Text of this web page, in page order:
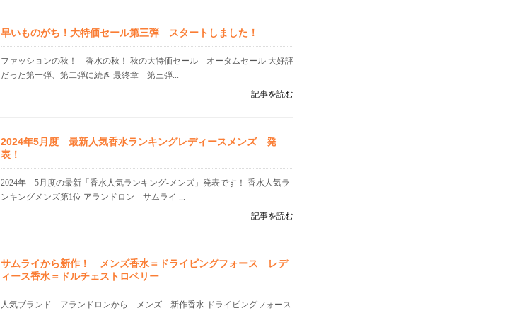
早いものがち！大特価セール第三弾 スタートしました！
ファッションの秋！ 香水の秋！ 秋の大特価セール オータムセール 大好評
だった第一弾、第二弾に続き 最終章 第三弾...
記事を読む
2024年5月度 最新人気香水ランキングレディースメンズ 発
表！
2024年 5月度の最新「香水人気ランキング-メンズ」発表です！ 香水人気ラ
ンキングメンズ第1位 アランドロン サムライ ...
記事を読む
サムライから新作！ メンズ香水＝ドライビングフォース レデ
ィース香水＝ドルチェストロベリー
人気ブランド アランドロンから メンズ 新作香水 ドライビングフォース